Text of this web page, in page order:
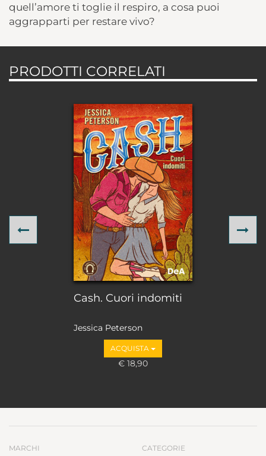
quell’amore ti toglie il respiro, a cosa puoi
aggrapparti per restare vivo?
PRODOTTI CORRELATI
Cash. Cuori indomiti
Jessica Peterson
ACQUISTA
€ 18,90
Previous
MARCHI
CATEGORIE